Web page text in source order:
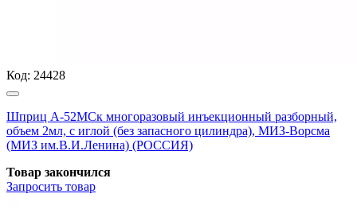
Код: 24428
Шприц А-52МСк многоразовый инъекционный разборный,
объем 2мл, с иглой (без запасного цилиндра), МИЗ-Ворсма
(МИЗ им.В.И.Ленина) (РОССИЯ)
Товар закончился
Запросить товар